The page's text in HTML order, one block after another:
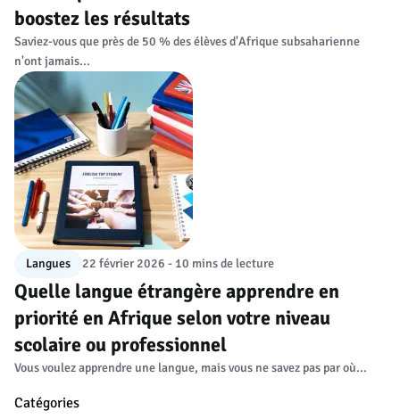
boostez les résultats
Saviez-vous que près de 50 % des élèves d'Afrique subsaharienne
n'ont jamais...
Langues 22 février 2026 - 10 mins de lecture
Quelle langue étrangère apprendre en
priorité en Afrique selon votre niveau
scolaire ou professionnel
Vous voulez apprendre une langue, mais vous ne savez pas par où...
Catégories